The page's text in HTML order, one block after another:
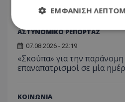
ΑΣΤΥΝΟΜΙΚΟ ΡΕΠΟΡΤΑΖ
07.08.2026 - 22:19
«Σκούπα» για την
επαναπατρισμοί σε μία
ΚΟΙΝΩΝΙΑ
ΕΜΦΆΝΙΣΗ
Απολύτως απαραίτητα
Στόχευσης
Τα απολύτως απαραίτητα